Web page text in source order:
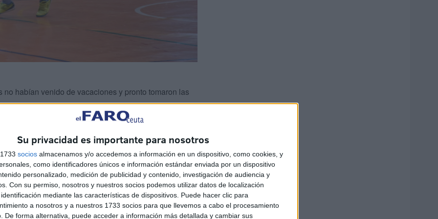
Su privacidad es importante para nosotros
socios almacenamos y/o accedemos a información en un dispositivo, como cookies, y
como identificadores únicos e información estándar enviada por un dispositivo
personalizado, medición de publicidad y contenido, investigación de audiencia y
Con su permiso, nosotros y nuestros socios podemos utilizar datos de localización
mediante las características de dispositivos. Puede hacer clic para
a nosotros y a nuestros 1733 socios para que llevemos a cabo el procesamiento
De forma alternativa, puede acceder a información más detallada y cambiar sus
habían venido de vacaciones y pronto tomaron las
ya Erick se encontró con el larguero. El Puerto sufría